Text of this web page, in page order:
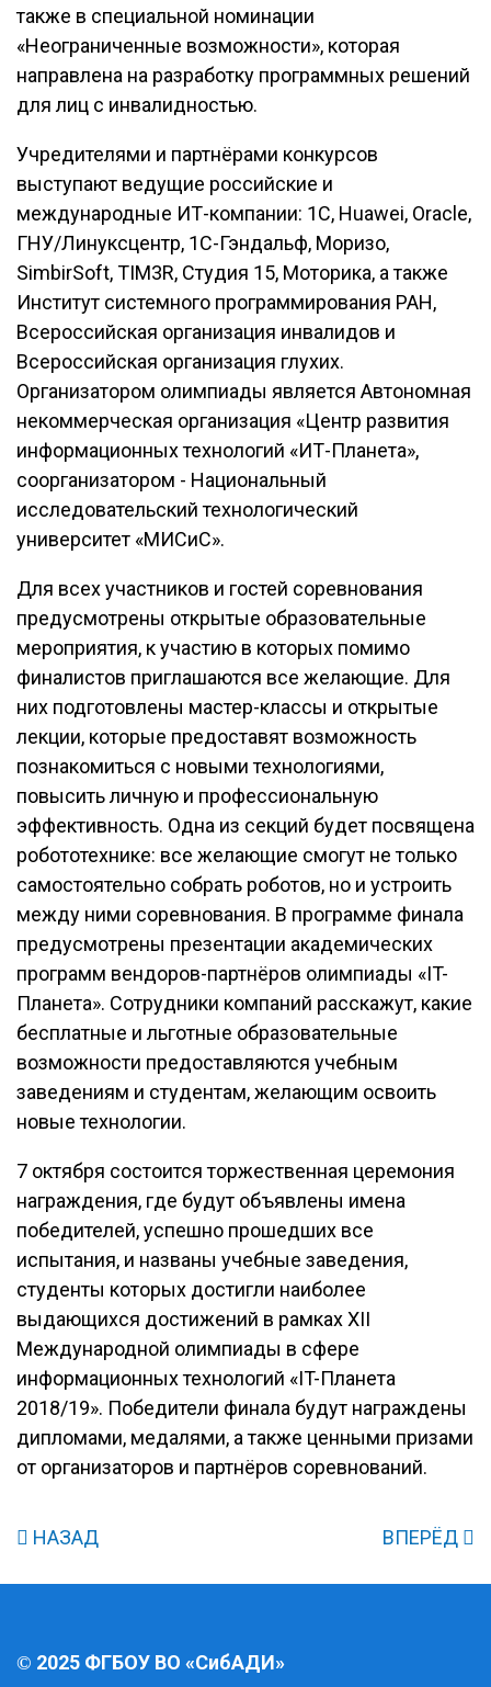
также в специальной номинации
«Неограниченные возможности», которая
направлена на разработку программных решений
для лиц с инвалидностью.
Учредителями и партнёрами конкурсов
выступают ведущие российские и
международные ИТ-компании: 1С, Huawei, Oracle,
ГНУ/Линуксцентр, 1С-Гэндальф, Моризо,
SimbirSoft, TIM3R, Студия 15, Моторика, а также
Институт системного программирования РАН,
Всероссийская организация инвалидов и
Всероссийская организация глухих.
Организатором олимпиады является Автономная
некоммерческая организация «Центр развития
информационных технологий «ИТ-Планета»,
соорганизатором - Национальный
исследовательский технологический
университет «МИСиС».
Для всех участников и гостей соревнования
предусмотрены открытые образовательные
мероприятия, к участию в которых помимо
финалистов приглашаются все желающие. Для
них подготовлены мастер-классы и открытые
лекции, которые предоставят возможность
познакомиться с новыми технологиями,
повысить личную и профессиональную
эффективность. Одна из секций будет посвящена
робототехнике: все желающие смогут не только
самостоятельно собрать роботов, но и устроить
между ними соревнования. В программе финала
предусмотрены презентации академических
программ вендоров-партнёров олимпиады «IT-
Планета». Сотрудники компаний расскажут, какие
бесплатные и льготные образовательные
возможности предоставляются учебным
заведениям и студентам, желающим освоить
новые технологии.
7 октября состоится торжественная церемония
награждения, где будут объявлены имена
победителей, успешно прошедших все
испытания, и названы учебные заведения,
студенты которых достигли наиболее
выдающихся достижений в рамках XII
Международной олимпиады в сфере
информационных технологий «IT-Планета
2018/19». Победители финала будут награждены
дипломами, медалями, а также ценными призами
от организаторов и партнёров соревнований.
НАЗАД ВПЕРЁД
© 2025 ФГБОУ ВО «СибАДИ»